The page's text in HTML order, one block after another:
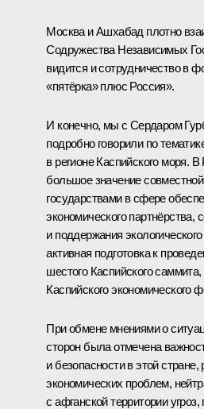
Москва и Ашхабад плотно
Содружества Независимых
видится и сотрудничество в
«пятёрка» плюс Россия».
И конечно, мы с Сердаром
подробно говорили по
в регионе Каспийского моря.
большое значение
государствами в сфере
экономического партнёрства,
и поддержания
активная подготовка к
шестого Каспийского
Каспийского экономического
При обмене мнениями о
сторон была отмечена
и безопасности в этой
экономических проблем,
с афганской территории